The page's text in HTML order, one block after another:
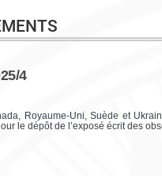
4
Royaume-Uni, Suède et
le dépôt de l’exposé écrit des